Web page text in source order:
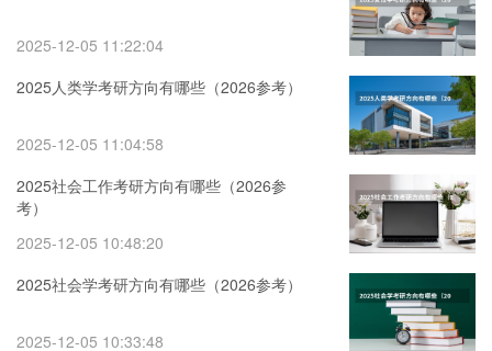
2025-12-05 11:22:04
2025人类学考研方向有哪些（2026参考）
2025-12-05 11:04:58
2025社会工作考研方向有哪些（2026参
考）
2025-12-05 10:48:20
2025社会学考研方向有哪些（2026参考）
2025-12-05 10:33:48